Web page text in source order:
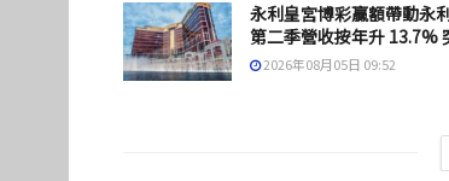
永利皇宮博彩贏額帶動永
第二季營收按年升 13.7%
2026年08月05日 09:52